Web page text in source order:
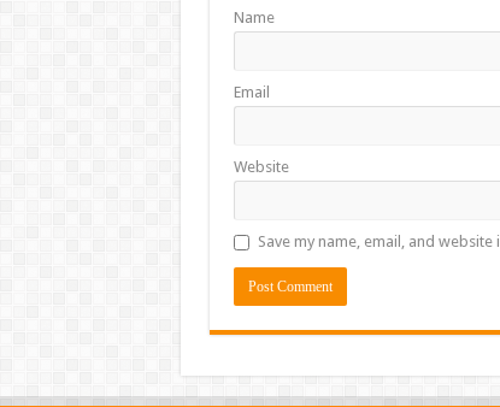
Name
Email
Website
Save my name, email, and